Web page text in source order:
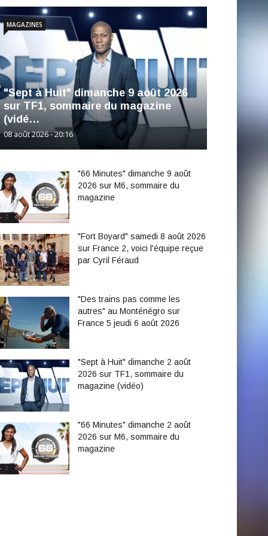
"Sept à Huit" dimanche 9 août 2026
sur TF1, sommaire du magazine
(vidé…
08 août 2026 - 20:16
MAGAZINES
"66 Minutes" dimanche 9 août
2026 sur M6, sommaire du
magazine
"Fort Boyard" samedi 8 août 2026
sur France 2, voici l'équipe reçue
par Cyril Féraud
"Des trains pas comme les
autres" au Monténégro sur
France 5 jeudi 6 août 2026
"Sept à Huit" dimanche 2 août
2026 sur TF1, sommaire du
magazine (vidéo)
"66 Minutes" dimanche 2 août
2026 sur M6, sommaire du
magazine